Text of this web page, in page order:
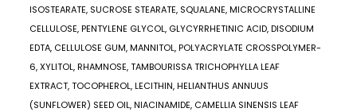
ISOSTEARATE, SUCROSE STEARATE, SQUALANE, MICROCRYSTALLINE
CELLULOSE, PENTYLENE GLYCOL, GLYCYRRHETINIC ACID, DISODIUM
EDTA, CELLULOSE GUM, MANNITOL, POLYACRYLATE CROSSPOLYMER-
6, XYLITOL, RHAMNOSE, TAMBOURISSA TRICHOPHYLLA LEAF
EXTRACT, TOCOPHEROL, LECITHIN, HELIANTHUS ANNUUS
(SUNFLOWER) SEED OIL, NIACINAMIDE, CAMELLIA SINENSIS LEAF